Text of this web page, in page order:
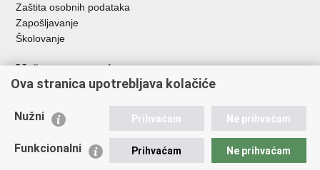
Zaštita osobnih podataka
Zapošljavanje
Školovanje
Važne poveznice
Ministarstvo unutarnjih poslova
Udruge
Policijska akademija
Ova stranica upotrebljava kolačiće
Nužni Prihvaćam Ne prihvaćam
Funkcionalni Prihvaćam Ne prihvaćam